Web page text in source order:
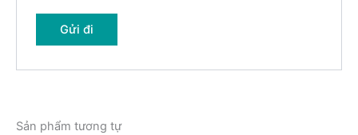
Sản phẩm tương tự